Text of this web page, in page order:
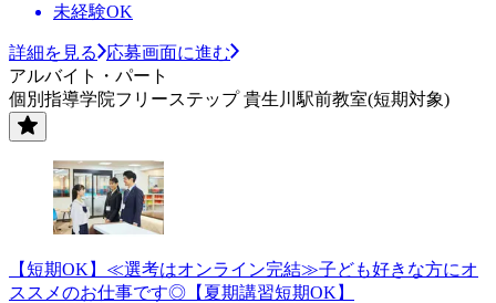
未経験OK
詳細を見る
応募画面に進む
アルバイト・パート
個別指導学院フリーステップ 貴生川駅前教室(短期対象)
【短期OK】≪選考はオンライン完結≫子ども好きな方にオ
ススメのお仕事です◎【夏期講習短期OK】